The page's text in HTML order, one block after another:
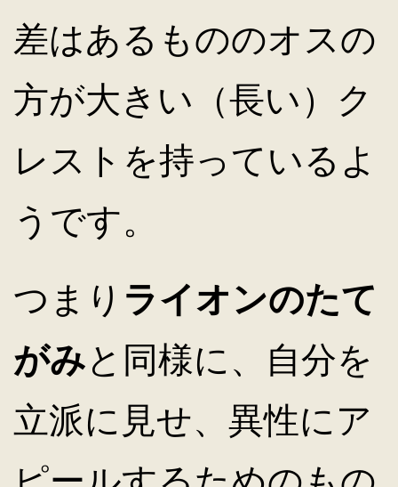
差はあるもののオスの
方が大きい（長い）ク
レストを持っているよ
うです。
つまり ライオンのたて
がみと同様に、自分を
立派に見せ、異性にア